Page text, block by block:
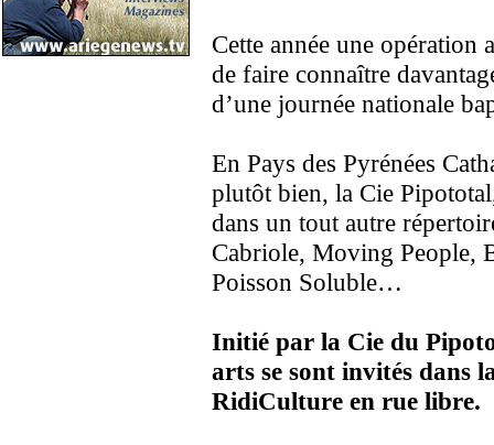
Cette année une opération
de faire connaître
d’une journée nationale
En Pays des Pyrénées
plutôt bien, la Cie
dans un tout autre
Cabriole, Moving People,
Poisson Soluble…
Initié par la Cie du
arts se sont invités dans
RidiCulture en rue libre.